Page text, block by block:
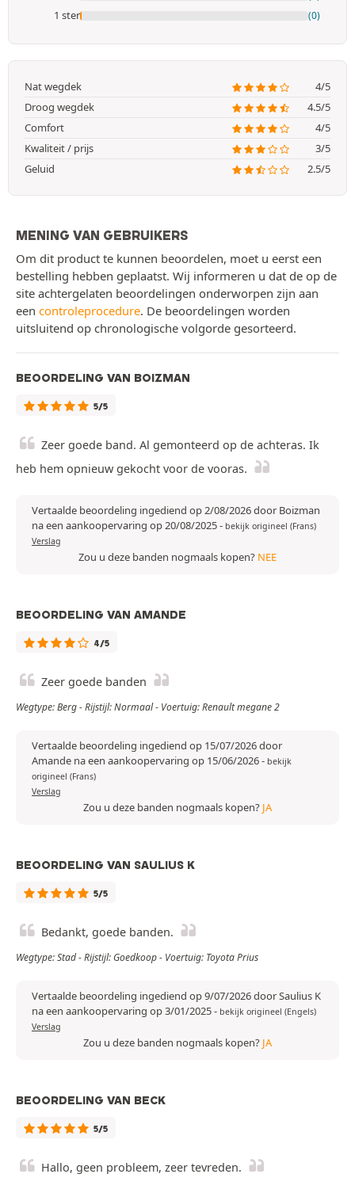
1 ster (0)
Nat wegdek
4/5
Droog wegdek
4.5/5
Comfort
4/5
Kwaliteit / prijs
3/5
Geluid
2.5/5
MENING VAN GEBRUIKERS
Om dit product te kunnen beoordelen, moet u eerst een
bestelling hebben geplaatst. Wij informeren u dat de op de
site achtergelaten beoordelingen onderworpen zijn aan
een controleprocedure. De beoordelingen worden
uitsluitend op chronologische volgorde gesorteerd.
BEOORDELING VAN BOIZMAN
5/5
Zeer goede band. Al gemonteerd op de achteras. Ik
heb hem opnieuw gekocht voor de vooras.
Vertaalde beoordeling ingediend op 2/08/2026 door Boizman
na een aankoopervaring op 20/08/2025- bekijk origineel (Frans)
Verslag
Zou u deze banden nogmaals kopen? NEE
BEOORDELING VAN AMANDE
4/5
Zeer goede banden
Wegtype: Berg - Rijstijl: Normaal - Voertuig: Renault megane 2
Vertaalde beoordeling ingediend op 15/07/2026 door
Amande na een aankoopervaring op 15/06/2026- bekijk
origineel (Frans)
Verslag
Zou u deze banden nogmaals kopen? JA
BEOORDELING VAN SAULIUS K
5/5
Bedankt, goede banden.
Wegtype: Stad - Rijstijl: Goedkoop - Voertuig: Toyota Prius
Vertaalde beoordeling ingediend op 9/07/2026 door Saulius K
na een aankoopervaring op 3/01/2025- bekijk origineel (Engels)
Verslag
Zou u deze banden nogmaals kopen? JA
BEOORDELING VAN BECK
5/5
Hallo, geen probleem, zeer tevreden.